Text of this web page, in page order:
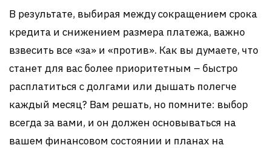
В результате, выбирая между сокращением срока
кредита и снижением размера платежа, важно
взвесить все «за» и «против». Как вы думаете, что
станет для вас более приоритетным – быстро
расплатиться с долгами или дышать полегче
каждый месяц? Вам решать, но помните: выбор
всегда за вами, и он должен основываться на
вашем финансовом состоянии и планах на